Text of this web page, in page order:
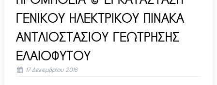
ΓΕΝΙΚΟΥ ΗΛΕΚΤΡΙΚΟΥ ΠΙΝΑΚΑ
ΑΝΤΛΙΟΣΤΑΣΙΟΥ ΓΕΩΤΡΗΣΗΣ
ΕΛΑΙΟΦΥΤΟΥ
17 Δεκεμβρίου 2018